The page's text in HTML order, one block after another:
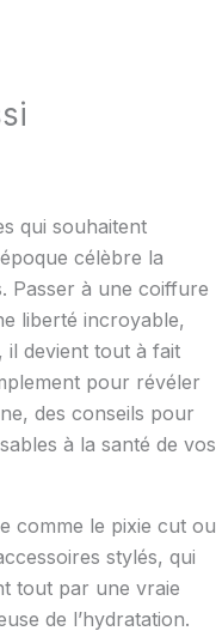
qui souhaitent
célèbre la
Passer à une coiffure
liberté incroyable,
il devient tout à fait
pour révéler
des conseils pour
à la santé de vos
comme le pixie cut ou
stylés, qui
tout par une vraie
de l’hydratation.